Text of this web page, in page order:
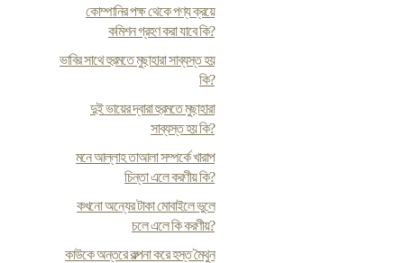
কোম্পানির পক্ষ থেকে পণ্য ক্রয়ে
কমিশন গ্রহণ করা যাবে কি?
ভাবির সাথে হুরমতে মুছাহারা সাব্যস্ত হয়
কি?
দুই ভায়ের দ্বারা হুরমতে মুছাহারা
সাব্যস্ত হয় কি?
মনে আল্লাহ তাআলা সম্পর্কে খারাপ
চিন্তা এলে করণীয় কি?
কখনো অন্যের টাকা মোবাইলে ভুলে
চলে এলে কি করণীয়?
কাউকে অন্তরে কল্পনা করে হস্ত মৈথুন